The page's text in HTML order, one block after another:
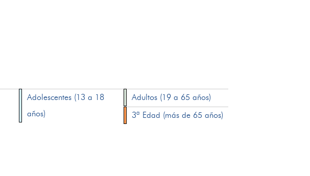
Adolescentes (13 a 18
años)
Adultos (19 a 65 años)
3ª Edad (más de 65 años)